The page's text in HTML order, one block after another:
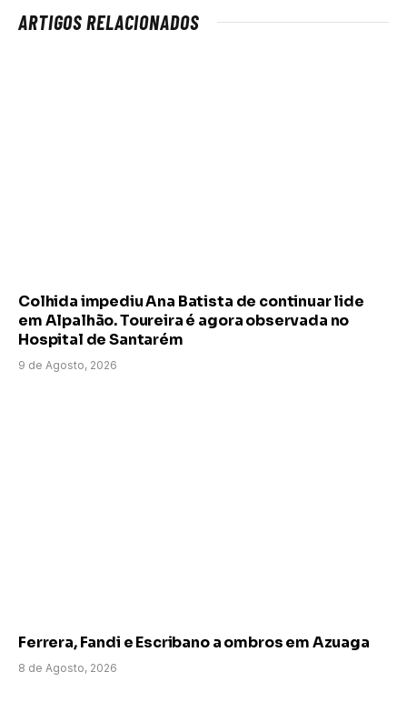
ARTIGOS RELACIONADOS
Colhida impediu Ana Batista de continuar lide
em Alpalhão. Toureira é agora observada no
Hospital de Santarém
9 de Agosto, 2026
Ferrera, Fandi e Escribano a ombros em Azuaga
8 de Agosto, 2026